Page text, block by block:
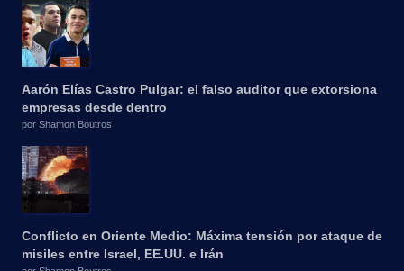
Aarón Elías Castro Pulgar: el falso auditor que extorsiona
empresas desde dentro
por Shamon Boutros
Conflicto en Oriente Medio: Máxima tensión por ataque de
misiles entre Israel, EE.UU. e Irán